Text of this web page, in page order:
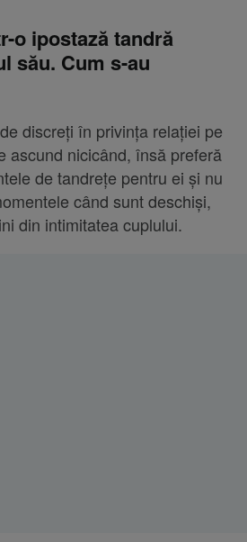
o ipostază tandră
său. Cum s-au
discreți în privința relației pe
ascund nicicând, însă preferă
de tandrețe pentru ei și nu
când sunt deschiși,
din intimitatea cuplului.